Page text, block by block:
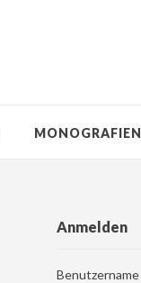
MONOGRAFIEN
Anmelden
Benutzername